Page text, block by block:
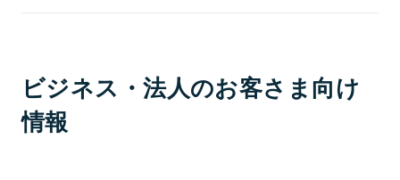
ビジネス・法人のお客さま向け
情報